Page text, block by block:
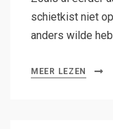
schietkist niet
anders wilde
MEER LEZEN